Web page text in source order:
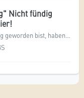
Nicht fündig
Wenn du in dieser Kategorie nicht fündig geworden bist, haben wir dir hier einige verwandte Artikel oder Kategorien verlinkt, die dir vielleicht weiter helf...